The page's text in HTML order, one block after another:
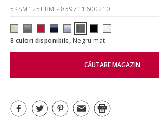
5KSM125EBM - 859711600210
8 culori disponibile, Negru mat
CĂUTARE MAGAZIN